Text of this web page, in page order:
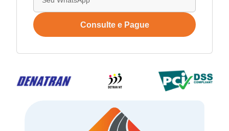
Consulte e Pague